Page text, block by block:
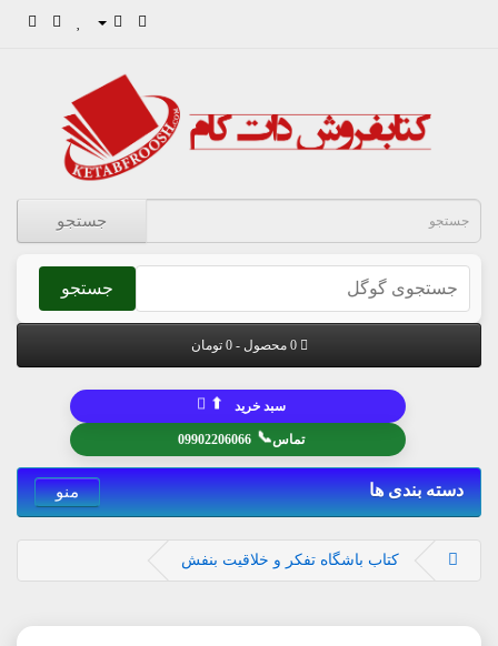
جستجو
جستجو
0 محصول - 0 تومان
تماس📞
09902206066
سبد خرید ⬆
دسته بندی ها منو
کتاب باشگاه تفکر و خلاقیت بنفش